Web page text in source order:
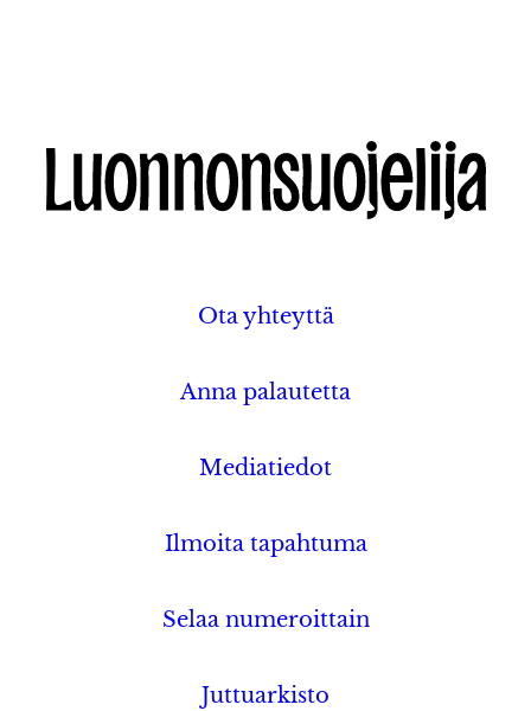
Ota yhteyttä
Anna palautetta
Mediatiedot
Ilmoita tapahtuma
Selaa numeroittain
Juttuarkisto